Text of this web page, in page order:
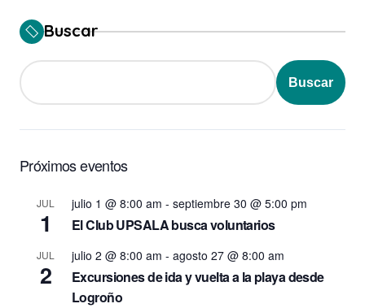
Buscar
Buscar
Próximos eventos
JUL
1
julio 1 @ 8:00 am - septiembre 30 @ 5:00 pm
El Club UPSALA busca voluntarios
JUL
2
julio 2 @ 8:00 am - agosto 27 @ 8:00 am
Excursiones de ida y vuelta a la playa desde
Logroño